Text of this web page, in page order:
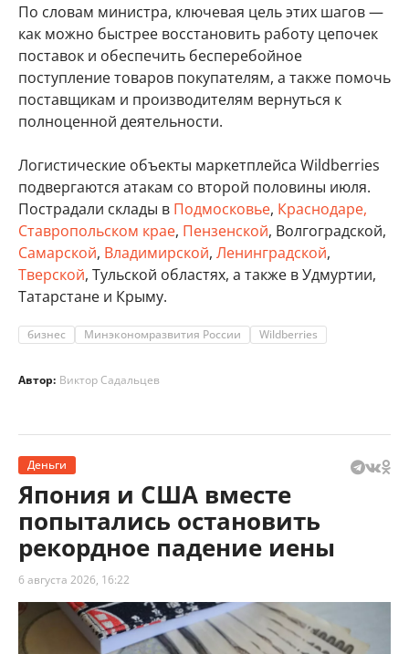
По словам министра, ключевая цель этих шагов —
как можно быстрее восстановить работу цепочек
поставок и обеспечить бесперебойное
поступление товаров покупателям, а также помочь
поставщикам и производителям вернуться к
полноценной деятельности.
Логистические объекты маркетплейса Wildberries
подвергаются атакам со второй половины июля.
Пострадали склады в Подмосковье, Краснодаре,
Ставропольском крае, Пензенской, Волгоградской,
Самарской, Владимирской, Ленинградской,
Тверской, Тульской областях, а также в Удмуртии,
Татарстане и Крыму.
бизнес Минэкономразвития России Wildberries
Автор: Виктор Садальцев
Деньги
Япония и США вместе
попытались остановить
рекордное падение иены
6 августа 2026, 16:22